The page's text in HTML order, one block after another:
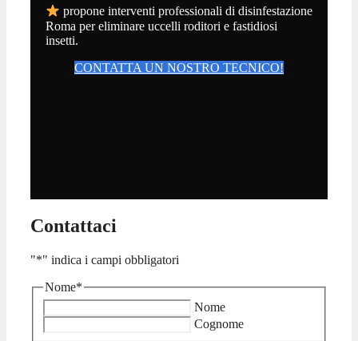
propone interventi professionali di disinfestazione
Roma per eliminare uccelli roditori e fastidiosi
insetti.
CONTATTA UN NOSTRO TECNICO!
Contattaci
"*" indica i campi obbligatori
Nome*
Nome
Cognome